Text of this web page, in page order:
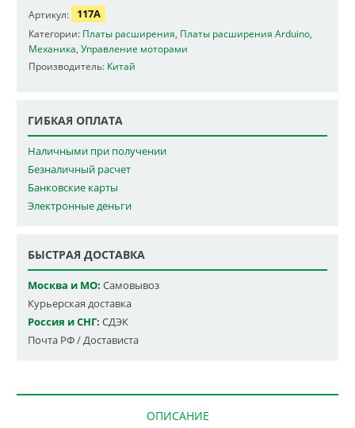
Артикул: 117A
Категории: Платы расширения Платы расширения Arduino
Механика Управление моторами
Производитель: Китай
ГИБКАЯ ОПЛАТА
Наличными при получении
Безналичный расчет
Банковские карты
Электронные деньги
БЫСТРАЯ ДОСТАВКА
Москва и МО: Самовывоз
Курьерская доставка
Россия и СНГ: СДЭК
Почта РФ / Достависта
ОПИСАНИЕ